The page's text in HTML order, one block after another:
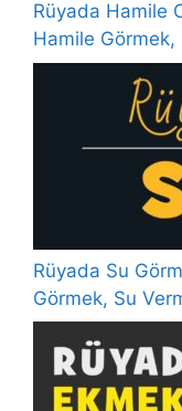
Rüyada Hamile
Hamile
Rüyada Su
Görmek, Su